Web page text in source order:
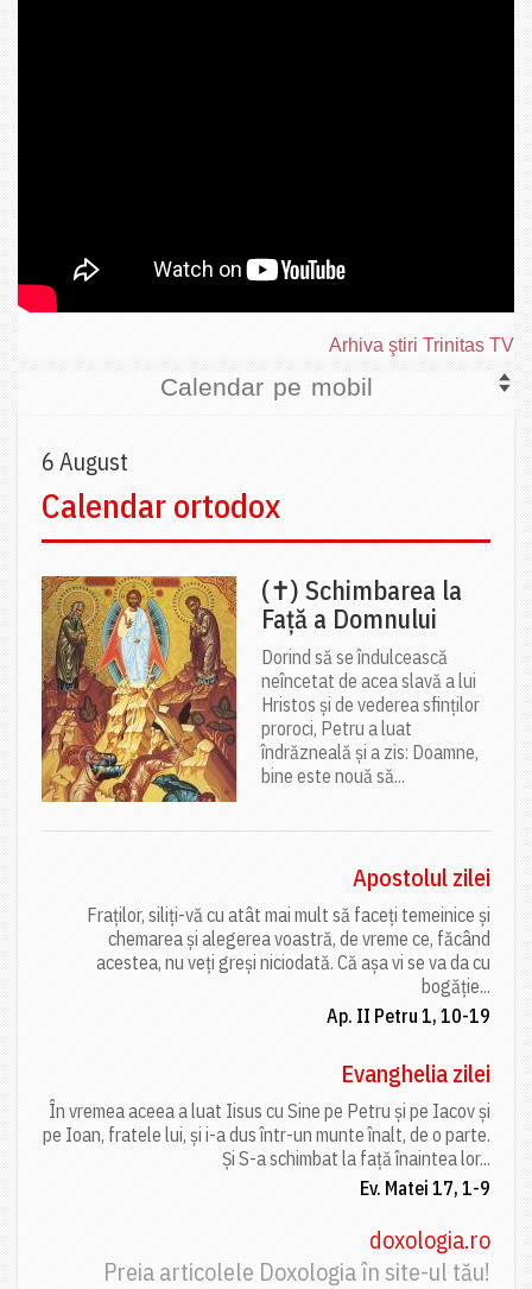
Arhiva ştiri Trinitas TV
Calendar pe mobil
6 August
Calendar ortodox
(✝) Schimbarea la
Față a Domnului
Dorind să se îndulcească
neîncetat de acea slavă a lui
Hristos și de vederea sfinților
proroci, Petru a luat
îndrăzneală și a zis: Doamne,
bine este nouă să...
Apostolul zilei
Fraților, siliți-vă cu atât mai mult să faceți temeinice și
chemarea și alegerea voastră, de vreme ce, făcând
acestea, nu veți greși niciodată. Că așa vi se va da cu
bogăție...
Ap. II Petru 1, 10-19
Evanghelia zilei
În vremea aceea a luat Iisus cu Sine pe Petru și pe Iacov și
pe Ioan, fratele lui, și i-a dus într-un munte înalt, de o parte.
Și S-a schimbat la față înaintea lor...
Ev. Matei 17, 1-9
doxologia.ro
Preia articolele Doxologia în site-ul tău!